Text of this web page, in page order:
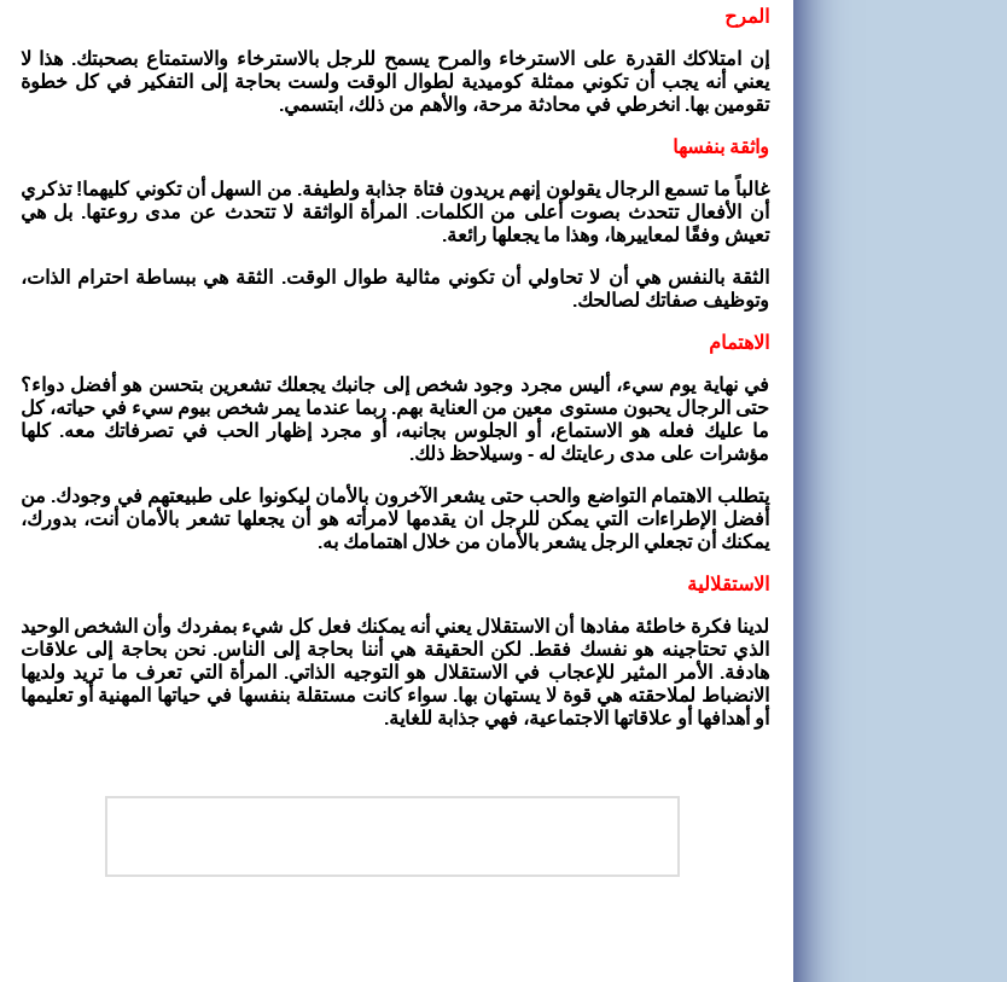
المرح
إن امتلاكك القدرة على الاسترخاء والمرح يسمح للرجل بالاسترخاء والاستمتاع بصحبتك. هذا لا
يعني أنه يجب أن تكوني ممثلة كوميدية لطوال الوقت ولست بحاجة إلى التفكير في كل خطوة
تقومين بها. انخرطي في محادثة مرحة، والأهم من ذلك، ابتسمي.
واثقة بنفسها
غالباً ما تسمع الرجال يقولون إنهم يريدون فتاة جذابة ولطيفة. من السهل أن تكوني كليهما! تذكري
أن الأفعال تتحدث بصوت أعلى من الكلمات. المرأة الواثقة لا تتحدث عن مدى روعتها. بل هي
تعيش وفقًا لمعاييرها، وهذا ما يجعلها رائعة.
الثقة بالنفس هي أن لا تحاولي أن تكوني مثالية طوال الوقت. الثقة هي ببساطة احترام الذات،
وتوظيف صفاتك لصالحك.
الاهتمام
في نهاية يوم سيء، أليس مجرد وجود شخص إلى جانبك يجعلك تشعرين بتحسن هو أفضل دواء؟
حتى الرجال يحبون مستوى معين من العناية بهم. ربما عندما يمر شخص بيوم سيء في حياته، كل
ما عليك فعله هو الاستماع، أو الجلوس بجانبه، أو مجرد إظهار الحب في تصرفاتك معه. كلها
مؤشرات على مدى رعايتك له - وسيلاحظ ذلك.
يتطلب الاهتمام التواضع والحب حتى يشعر الآخرون بالأمان ليكونوا على طبيعتهم في وجودك. من
أفضل الإطراءات التي يمكن للرجل ان يقدمها لامرأته هو أن يجعلها تشعر بالأمان أنت، بدورك،
يمكنك أن تجعلي الرجل يشعر بالأمان من خلال اهتمامك به.
الاستقلالية
لدينا فكرة خاطئة مفادها أن الاستقلال يعني أنه يمكنك فعل كل شيء بمفردك وأن الشخص الوحيد
الذي تحتاجينه هو نفسك فقط. لكن الحقيقة هي أننا بحاجة إلى الناس. نحن بحاجة إلى علاقات
هادفة. الأمر المثير للإعجاب في الاستقلال هو التوجيه الذاتي. المرأة التي تعرف ما تريد ولديها
الانضباط لملاحقته هي قوة لا يستهان بها. سواء كانت مستقلة بنفسها في حياتها المهنية أو تعليمها
أو أهدافها أو علاقاتها الاجتماعية، فهي جذابة للغاية.